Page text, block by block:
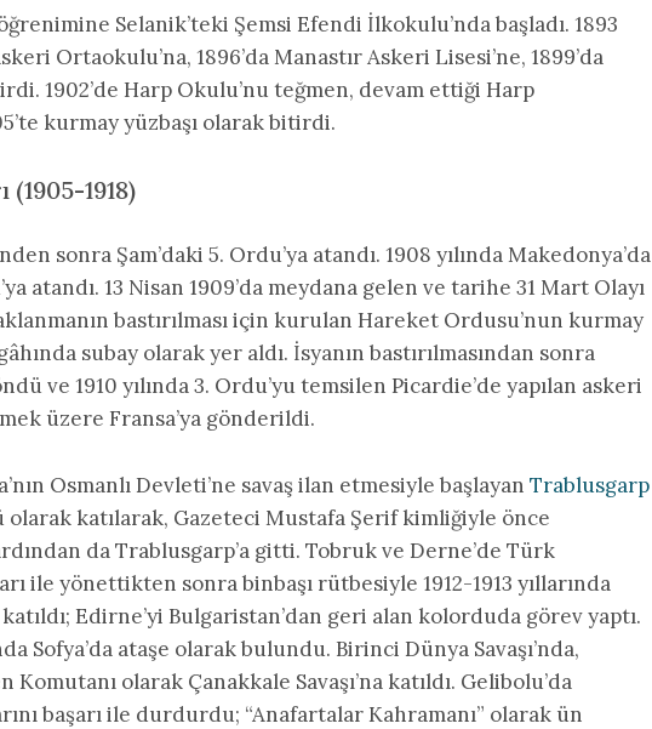
Selanik’teki Şemsi Efendi İlkokulu’nda başladı. 1893
Ortaokulu’na, 1896’da Manastır Askeri Lisesi’ne, 1899’da
1902’de Harp Okulu’nu teğmen, devam ettiği Harp
kurmay yüzbaşı olarak bitirdi.
1918)
sonra Şam’daki 5. Ordu’ya atandı. 1908 yılında Makedonya’da
atandı. 13 Nisan 1909’da meydana gelen ve tarihe 31 Mart Olayı
bastırılması için kurulan Hareket Ordusu’nun kurmay
subay olarak yer aldı. İsyanın bastırılmasından sonra
ve 1910 yılında 3. Ordu’yu temsilen Picardie’de yapılan askeri
üzere Fransa’ya gönderildi.
Osmanlı Devleti’ne savaş ilan etmesiyle başlayan Trablusgarp
olarak katılarak, Gazeteci Mustafa Şerif kimliğiyle önce
da Trablusgarp’a gitti. Tobruk ve Derne’de Türk
ile yönettikten sonra binbaşı rütbesiyle 1912-1913 yıllarında
katıldı; Edirne’yi Bulgaristan’dan geri alan kolorduda görev yaptı.
Sofya’da ataşe olarak bulundu. Birinci Dünya Savaşı’nda,
Komutanı olarak Çanakkale Savaşı’na katıldı. Gelibolu’da
başarı ile durdurdu; “Anafartalar Kahramanı” olarak ün